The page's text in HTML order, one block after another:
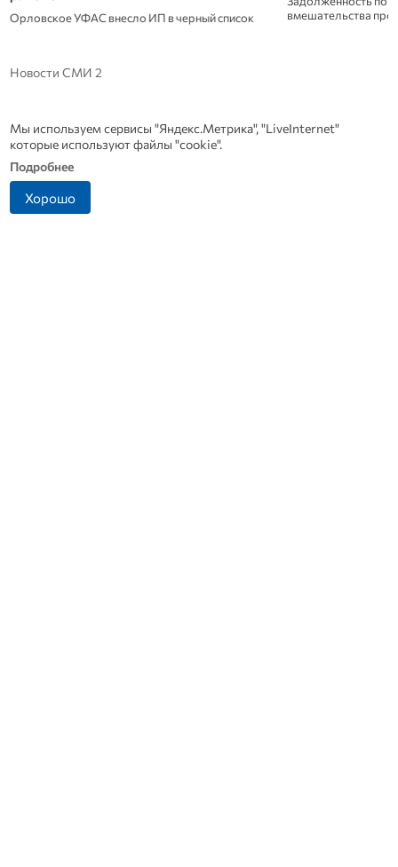
Орловское УФАС внесло ИП в черный список
вмешательства
Новости СМИ 2
Мы используем сервисы "Яндекс.Метрика", "LiveInternet"
которые используют файлы "cookie".
Подробнее
Хорошо